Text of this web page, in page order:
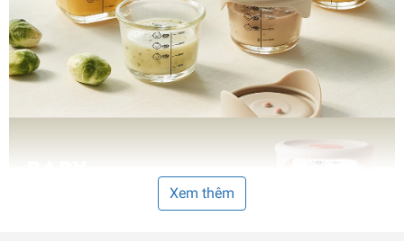
Xem thêm